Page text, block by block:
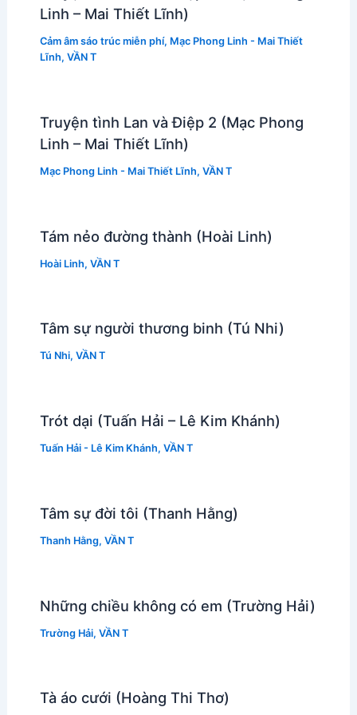
Linh – Mai Thiết Lĩnh)
Cảm âm sáo trúc miễn phí, Mạc Phong Linh - Mai Thiết
Lĩnh, VẦN T
Truyện tình Lan và Điệp 2 (Mạc Phong
Linh – Mai Thiết Lĩnh)
Mạc Phong Linh - Mai Thiết Lĩnh, VẦN T
Tám nẻo đường thành (Hoài Linh)
Hoài Linh, VẦN T
Tâm sự người thương binh (Tú Nhi)
Tú Nhi, VẦN T
Trót dại (Tuấn Hải – Lê Kim Khánh)
Tuấn Hải - Lê Kim Khánh, VẦN T
Tâm sự đời tôi (Thanh Hằng)
Thanh Hằng, VẦN T
Những chiều không có em (Trường Hải)
Trường Hải, VẦN T
Tà áo cưới (Hoàng Thi Thơ)